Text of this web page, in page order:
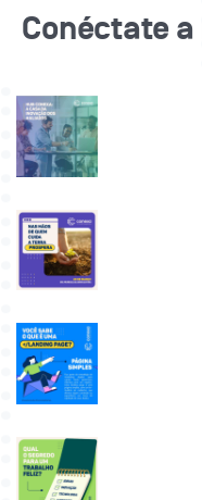
Conéctate